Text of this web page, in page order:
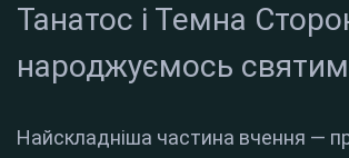
Танатос і Темна
народжуємось
Найскладніша частина вчення —